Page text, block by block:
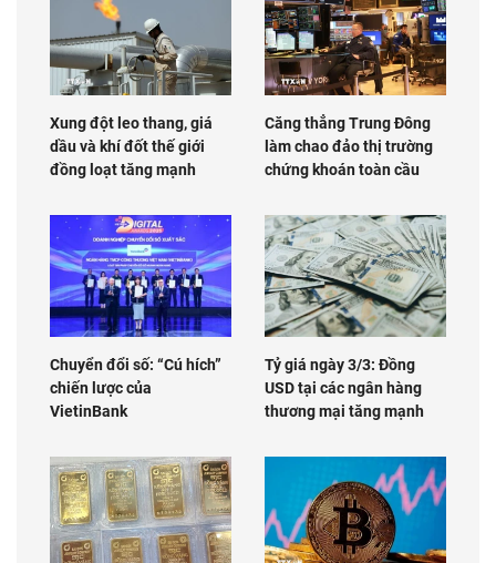
Xung đột leo thang, giá
dầu và khí đốt thế giới
đồng loạt tăng mạnh
Căng thẳng Trung Đông
làm chao đảo thị trường
chứng khoán toàn cầu
Chuyển đổi số: “Cú hích”
chiến lược của
VietinBank
Tỷ giá ngày 3/3: Đồng
USD tại các ngân hàng
thương mại tăng mạnh